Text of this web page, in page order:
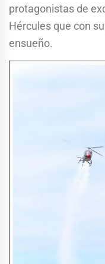
protagonistas de
Hércules que con
ensueño.